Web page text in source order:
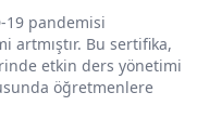
19 pandemisi
artmıştır. Bu sertifika,
etkin ders yönetimi
öğretmenlere